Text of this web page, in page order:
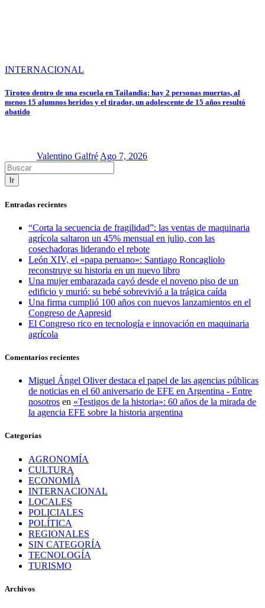
INTERNACIONAL
Tiroteo dentro de una escuela en Tailandia: hay 2 personas muertas, al
menos 15 alumnos heridos y el tirador, un adolescente de 15 años resultó
abatido
Valentino GalfréAgo 7, 2026
Ir
Entradas recientes
“Corta la secuencia de fragilidad”: las ventas de maquinaria
agrícola saltaron un 45% mensual en julio, con las
cosechadoras liderando el rebote
León XIV, el «papa peruano»: Santiago Roncagliolo
reconstruye su historia en un nuevo libro
Una mujer embarazada cayó desde el noveno piso de un
edificio y murió: su bebé sobrevivió a la trágica caída
Una firma cumplió 100 años con nuevos lanzamientos en el
Congreso de Aapresid
El Congreso rico en tecnología e innovación en maquinaria
agrícola
Comentarios recientes
Miguel Ángel Oliver destaca el papel de las agencias públicas
de noticias en el 60 aniversario de EFE en Argentina - Entre
nosotros en «Testigos de la historia»: 60 años de la mirada de
la agencia EFE sobre la historia argentina
Categorías
AGRONOMÍA
CULTURA
ECONOMÍA
INTERNACIONAL
LOCALES
POLICIALES
POLÍTICA
REGIONALES
SIN CATEGORÍA
TECNOLOGÍA
TURISMO
Archivos